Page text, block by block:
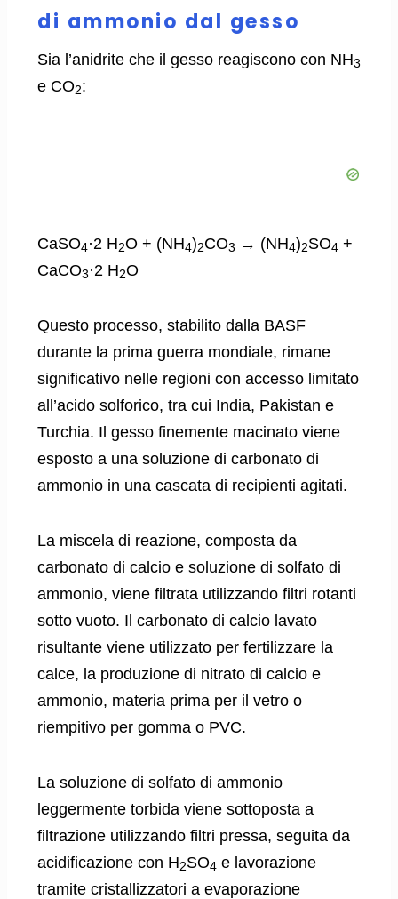
di ammonio dal gesso
Sia l’anidrite che il gesso reagiscono con NH3
e CO2:
CaSO4·2 H2O + (NH4)2CO3 → (NH4)2SO4 +
CaCO3 ·2 H2O
Questo processo, stabilito dalla BASF
durante la prima guerra mondiale, rimane
significativo nelle regioni con accesso limitato
all’acido solforico, tra cui India, Pakistan e
Turchia. Il gesso finemente macinato viene
esposto a una soluzione di carbonato di
ammonio in una cascata di recipienti agitati.
La miscela di reazione, composta da
carbonato di calcio e soluzione di solfato di
ammonio, viene filtrata utilizzando filtri rotanti
sotto vuoto. Il carbonato di calcio lavato
risultante viene utilizzato per fertilizzare la
calce, la produzione di nitrato di calcio e
ammonio, materia prima per il vetro o
riempitivo per gomma o PVC.
La soluzione di solfato di ammonio
leggermente torbida viene sottoposta a
filtrazione utilizzando filtri pressa, seguita da
acidificazione con H2SO4 e lavorazione
tramite cristallizzatori a evaporazione